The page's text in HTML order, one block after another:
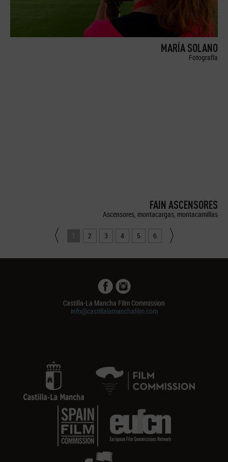
MARÍA SOLANO
Fotografía
FAIN ASCENSORES
Ascensores, montacargas, montacamillas
1 2 3 4 5 6
Castilla-La Mancha Film Commission
info@castillalamanchafilm.com